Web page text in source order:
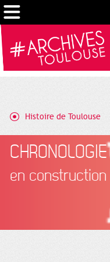
Histoire de Toulouse
CHRONOLOGIE
en construction
Cookies management panel